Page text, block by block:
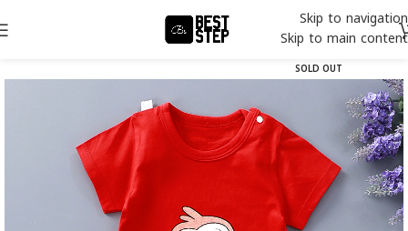
Skip to navigation
Skip to main content
SOLD OUT